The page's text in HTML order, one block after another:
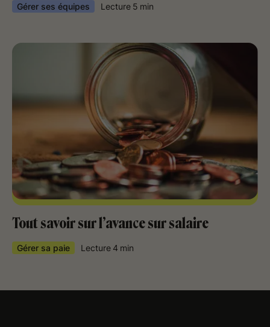
Gérer ses équipes Lecture 5 min
Tout savoir sur l’avance sur salaire
Gérer sa paie Lecture 4 min